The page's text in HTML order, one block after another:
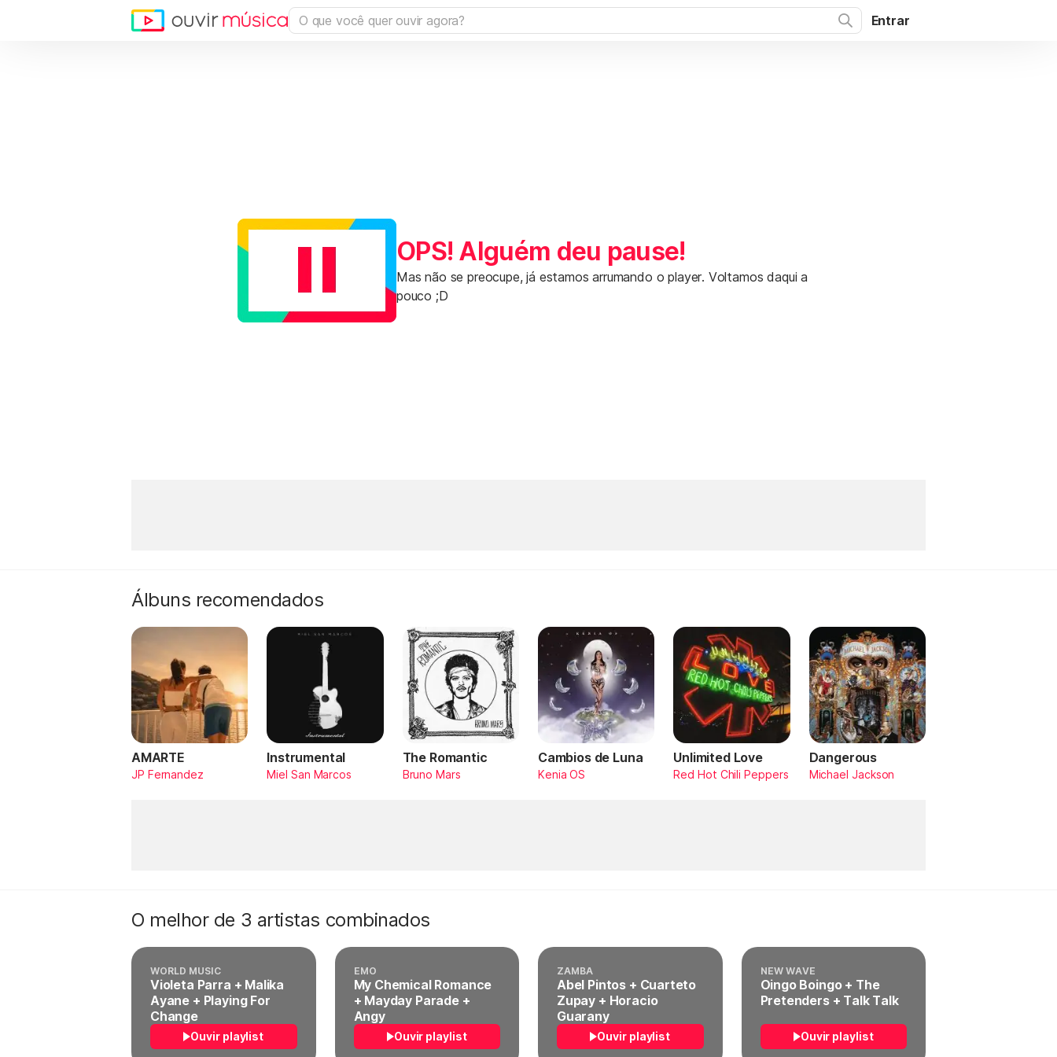
Entrar
OPS! Alguém deu pause!
Mas não se preocupe, já estamos arrumando o player. Voltamos daqui a
pouco ;D
Álbuns recomendados
AMARTE
JP Fernandez
Instrumental
Miel San Marcos
The Romantic
Bruno Mars
Cambios de Luna
Kenia OS
Unlimited Love
Red Hot Chili Peppers
Dangerous
Michael Jackson
O melhor de 3 artistas combinados
WORLD MUSIC
Violeta Parra + Malika
Ayane + Playing For
Change
Ouvir playlist
EMO
My Chemical Romance
+ Mayday Parade +
Angy
Ouvir playlist
ZAMBA
Abel Pintos + Cuarteto
Zupay + Horacio
Guarany
Ouvir playlist
NEW WAVE
Oingo Boingo + The
Pretenders + Talk Talk
Ouvir playlist